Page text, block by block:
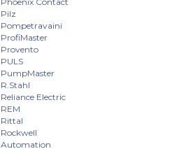
Pilz
Pompetravaini
ProfiMaster
Provento
PULS
PumpMaster
R.Stahl
Reliance Electric
REM
Rittal
Rockwell
Automation